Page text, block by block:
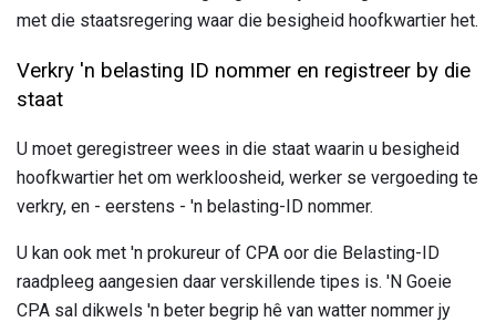
met die staatsregering waar die besigheid hoofkwartier het.
Verkry 'n belasting ID nommer en registreer by die
staat
U moet geregistreer wees in die staat waarin u besigheid
hoofkwartier het om werkloosheid, werker se vergoeding te
verkry, en - eerstens - 'n belasting-ID nommer.
U kan ook met 'n prokureur of CPA oor die Belasting-ID
raadpleeg aangesien daar verskillende tipes is. 'N Goeie
CPA sal dikwels 'n beter begrip hê van watter nommer jy